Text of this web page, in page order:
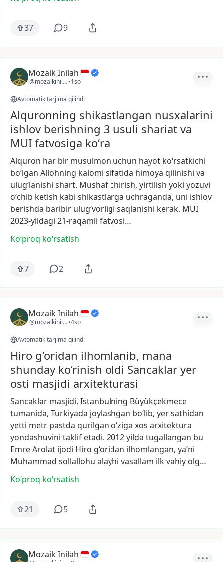
37 9
Mozaik Inilah
@mozaikinilah•1so
Avtomatik tarjima qilindi
Alquronning shikastlangan nusxalarini
ishlov berishning 3 usuli shariat va
MUI fatvosiga koʻra
Alquron har bir musulmon uchun hayot koʻrsatkichi
boʻlgan Allohning kalomi sifatida himoya qilinishi va
ulugʻlanishi shart. Mushaf chirish, yirtilish yoki yozuvi
oʻchib ketish kabi shikastlarga uchraganda, uni ishlov
berishda baribir ulugʻvorligi saqlanishi kerak. MUI
2023-yildagi 21-raqamli fatvosi…
Ko‘proq koʻrsatish
7 2
Mozaik Inilah
@mozaikinilah•4so
Avtomatik tarjima qilindi
Hiro g‘oridan ilhomlanib, mana
shunday ko‘rinish oldi Sancaklar yer
osti masjidi arxitekturasi
Sancaklar masjidi, Istanbulning Büyükçekmece
tumanida, Turkiyada joylashgan bo‘lib, yersathidan
yetti metr pastda qurilgan o‘ziga xos arxitektura
yondashuvini taklif etadi. 2012yilda tugallangan bu
EmreArolat ijodi Hiro g‘oridan ilhomlangan, ya’ni
Muhammad sollallohu alayhi vasallam ilkvahiy olg…
Ko‘proq koʻrsatish
21 5
Mozaik Inilah